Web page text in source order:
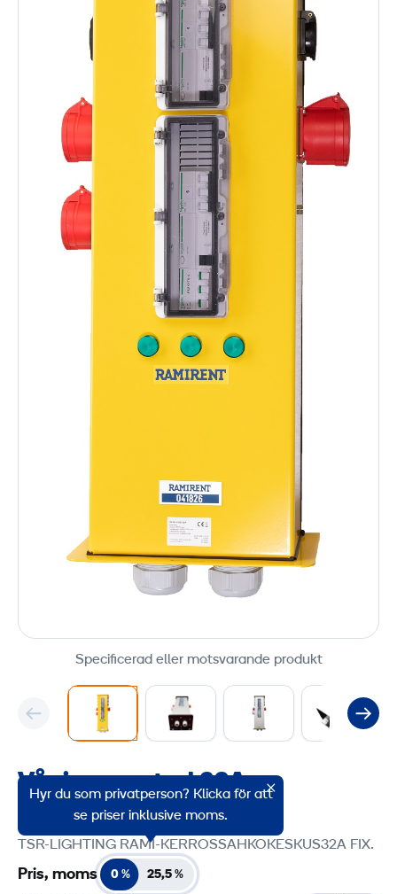
Specificerad eller motsvarande produkt
Våningscentral 32A
Produktgruppskod: 1702565
TSR-LIGHTING RAMI-KERROSSAHKOKESKUS32A FIX.
Hyr du som privatperson? Klicka för att
se priser inklusive moms.
Pris, moms 0 % 25,5 %